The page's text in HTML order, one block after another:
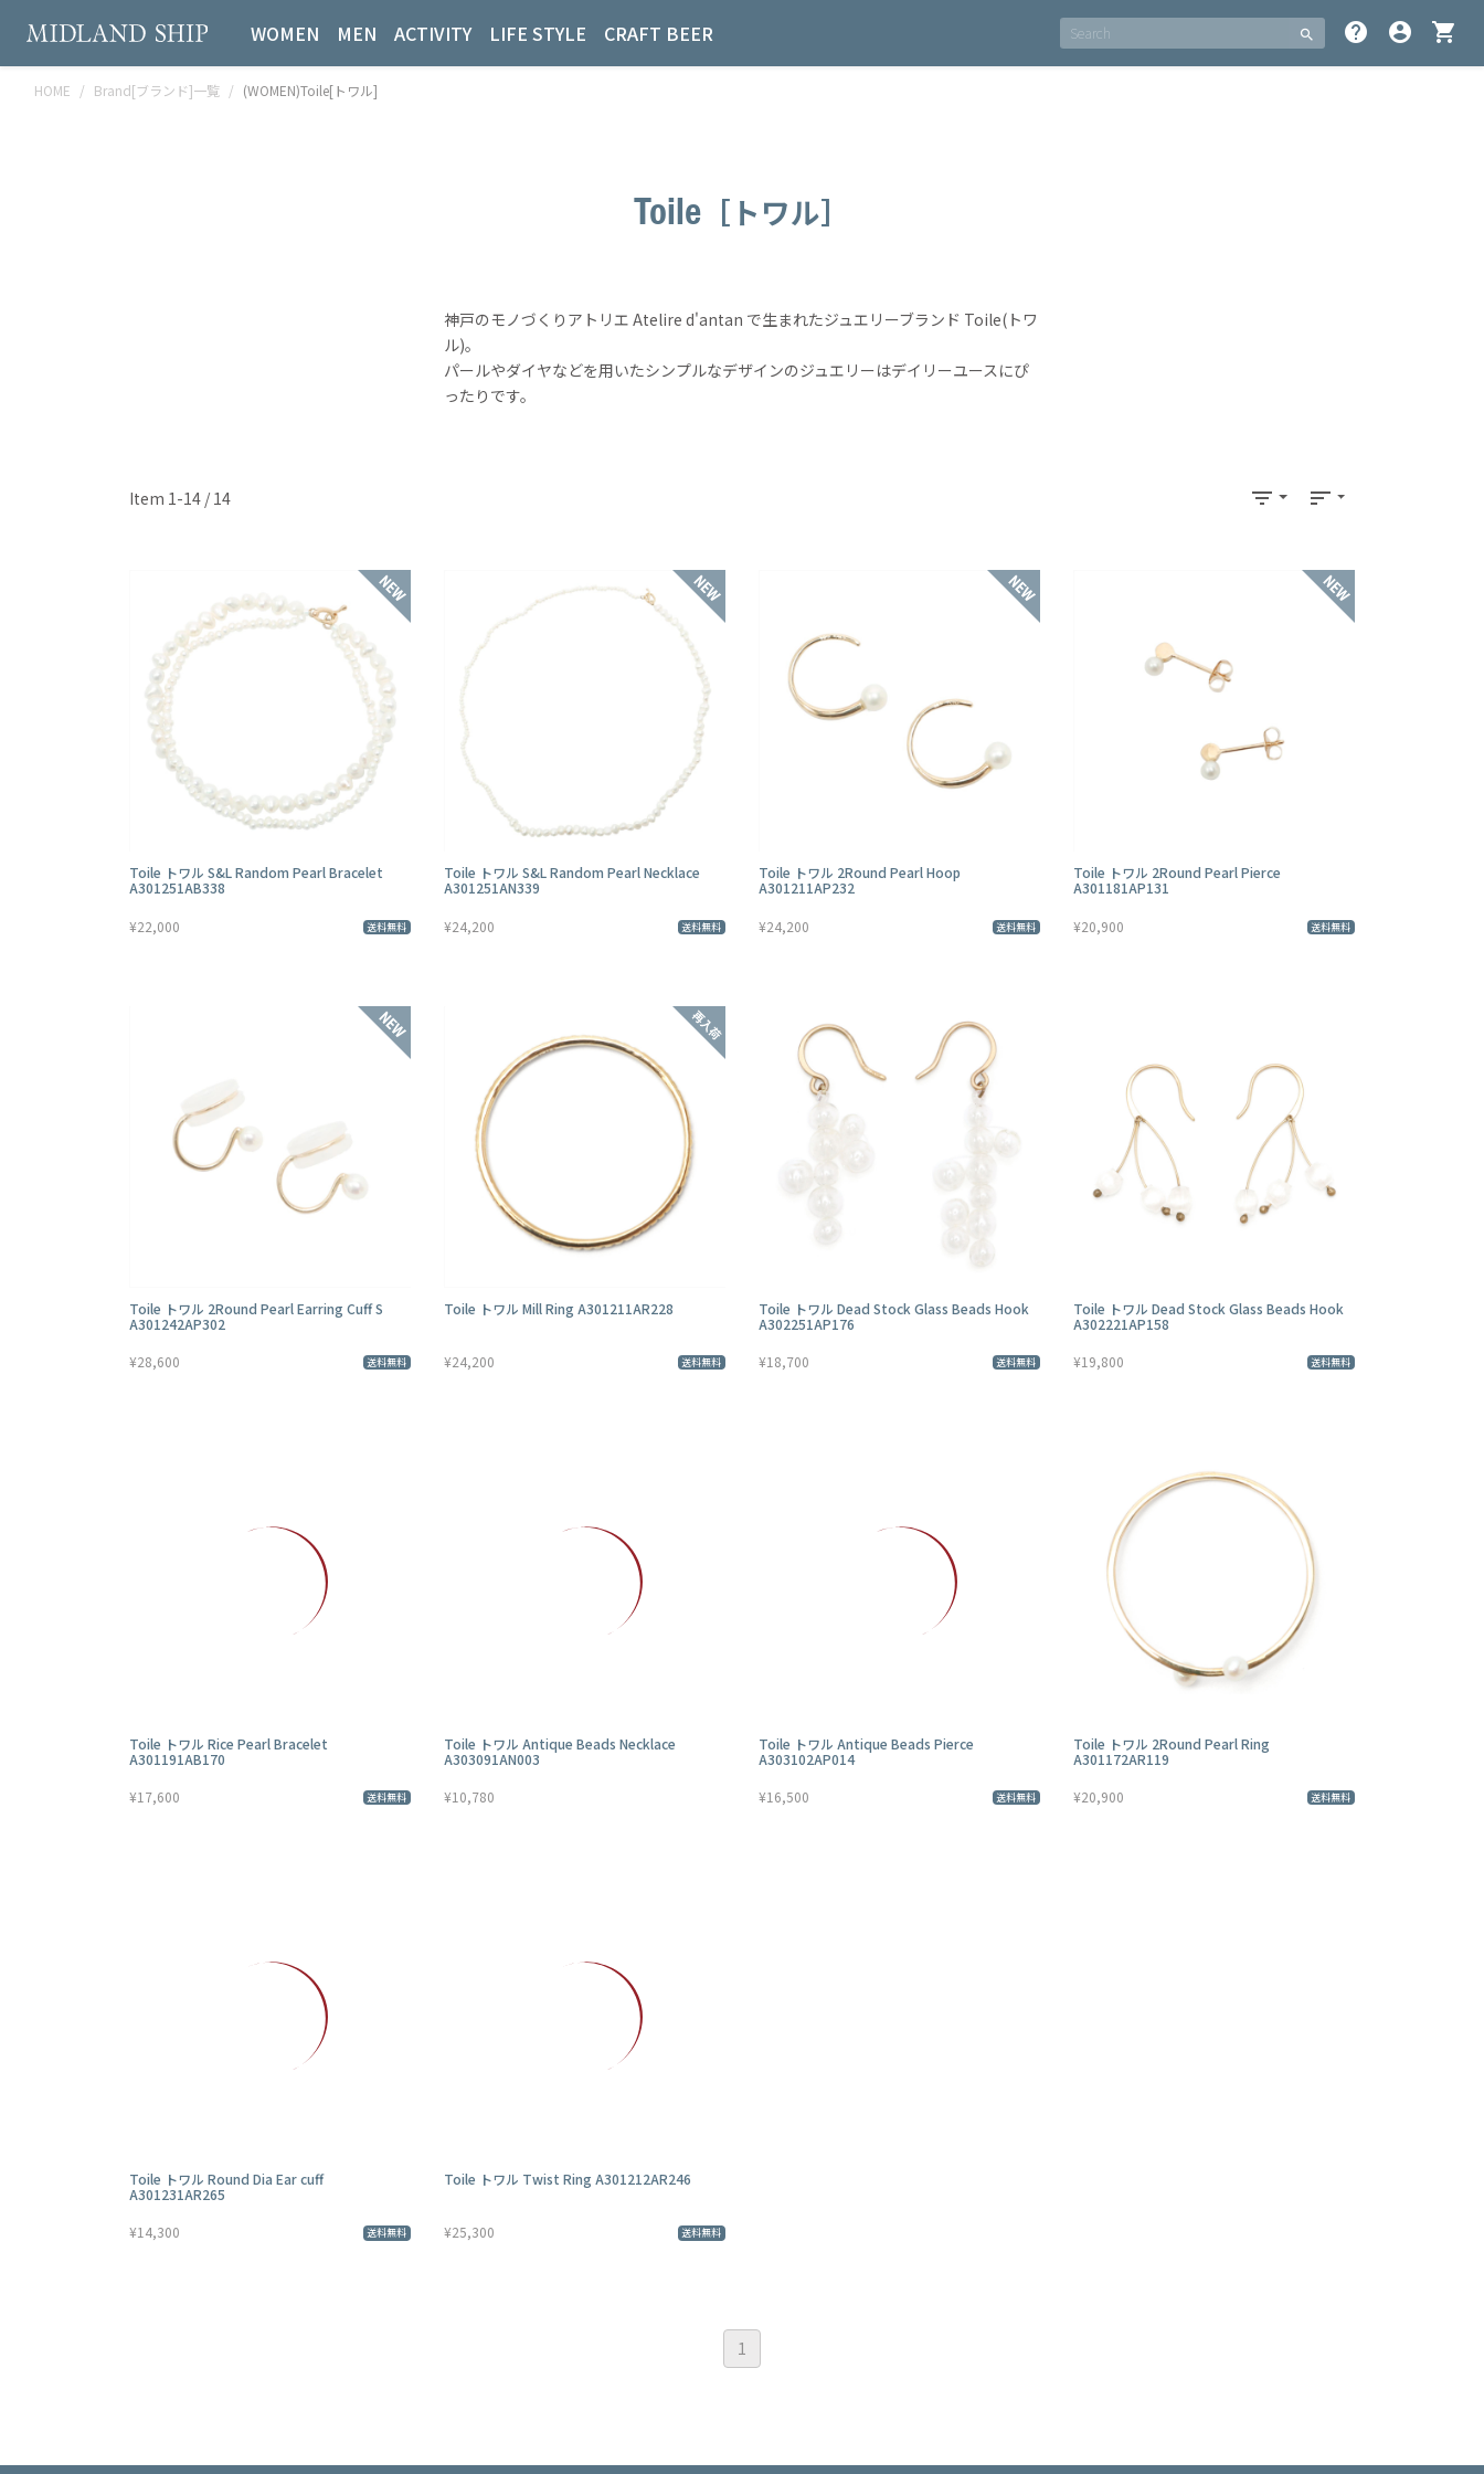
search help account_circle shopping_cart
WOMEN MEN ACTIVITY LIFE STYLE CRAFT BEER
HOME Brand[ブランド]一覧 (WOMEN)Toile[トワル]
Toile ［トワル］
神戸のモノづくりアトリエ Atelire d'antan で生まれたジュエリーブランド Toile(トワ
ル)。
パールやダイヤなどを用いたシンプルなデザインのジュエリーはデイリーユースにぴ
ったりです。
Item 1-14 / 14 filter_list sort
Toile トワル S&L Random Pearl Bracelet
A301251AB338
¥22,000 送料無料
Toile トワル S&L Random Pearl Necklace
A301251AN339
¥24,200 送料無料
Toile トワル 2Round Pearl Hoop
A301211AP232
¥24,200 送料無料
Toile トワル 2Round Pearl Pierce
A301181AP131
¥20,900 送料無料
Toile トワル 2Round Pearl Earring Cuff S
A301242AP302
¥28,600 送料無料
Toile トワル Mill Ring A301211AR228
¥24,200 送料無料
Toile トワル Dead Stock Glass Beads Hook
A302251AP176
¥18,700 送料無料
Toile トワル Dead Stock Glass Beads Hook
A302221AP158
¥19,800 送料無料
Toile トワル Rice Pearl Bracelet
A301191AB170
¥17,600 送料無料
Toile トワル Antique Beads Necklace
A303091AN003
¥10,780
Toile トワル Antique Beads Pierce
A303102AP014
¥16,500 送料無料
Toile トワル 2Round Pearl Ring
A301172AR119
¥20,900 送料無料
Toile トワル Round Dia Ear cuff
A301231AR265
¥14,300 送料無料
Toile トワル Twist Ring A301212AR246
¥25,300 送料無料
1